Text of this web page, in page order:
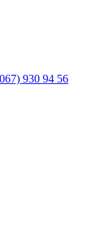
930 94 56